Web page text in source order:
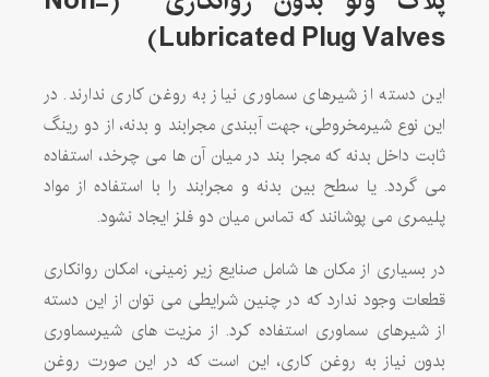
Lubricated Plug Valves)
این دسته از شیرهای سماوری نیاز به روغن کاری ندارند. در
این نوع شیرمخروطی، جهت آببندی مجرابند و بدنه، از دو رینگ
ثابت داخل بدنه که مجرا بند در میان آن ها می چرخد، استفاده
می گردد. یا سطح بین بدنه و مجرابند را با استفاده از مواد
پلیمری می پوشانند که تماس میان دو فلز ایجاد نشود.
در بسیاری از مکان ها شامل صنایع زیر زمینی، امکان روانکاری
قطعات وجود ندارد که در چنین شرایطی می توان از این دسته
از شیرهای سماوری استفاده کرد. از مزیت های شیرسماوری
بدون نیاز به روغن کاری، این است که در این صورت روغن